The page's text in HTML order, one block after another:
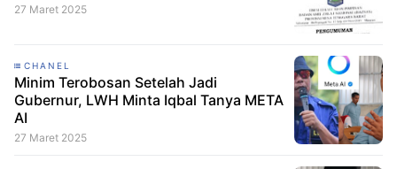
27 Maret 2025
CHANEL
Minim Terobosan Setelah Jadi
Gubernur, LWH Minta Iqbal Tanya META
AI
27 Maret 2025